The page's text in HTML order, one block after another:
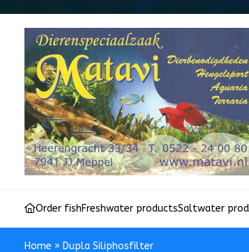
Order fishFreshwater productsSaltwater
Home » Dupla Siliphosfilter